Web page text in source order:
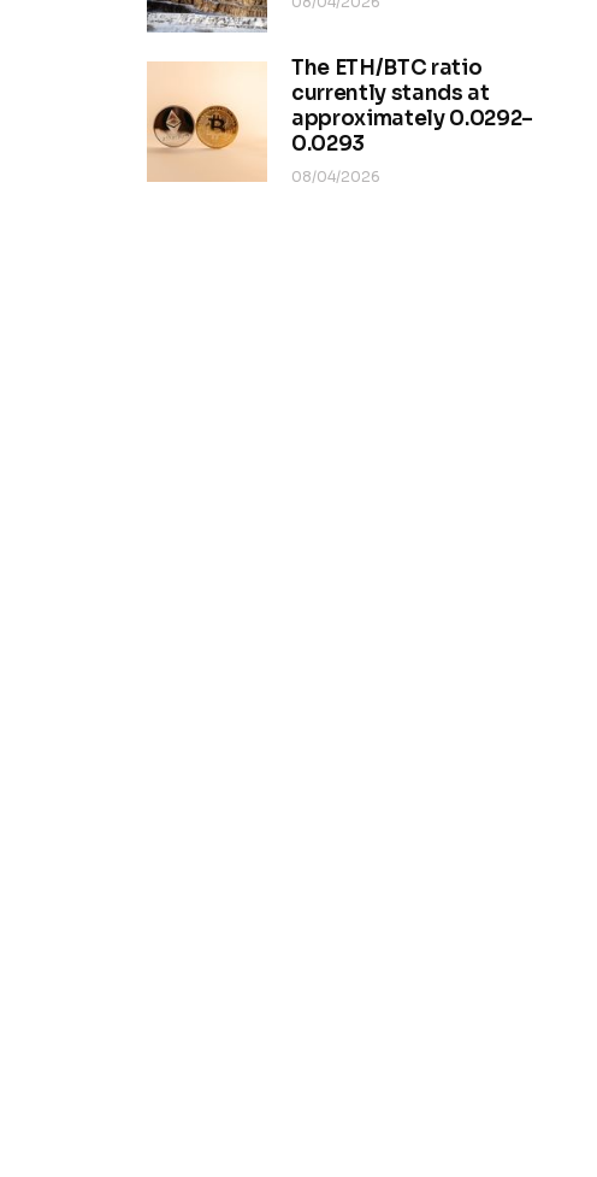
The ETH/BTC ratio
currently stands at
approximately 0.0292–
0.0293
08/04/2026